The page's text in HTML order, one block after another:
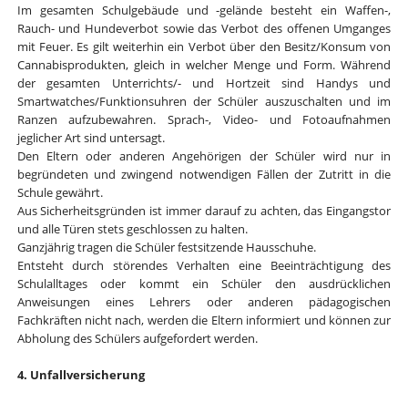
Im gesamten Schulgebäude und -gelände besteht ein Waffen-,
Rauch- und Hundeverbot sowie das Verbot des offenen Umganges
mit Feuer. Es gilt weiterhin ein Verbot über den Besitz/Konsum von
Cannabisprodukten, gleich in welcher Menge und Form. Während
der gesamten Unterrichts/- und Hortzeit sind Handys und
Smartwatches/Funktionsuhren der Schüler auszuschalten und im
Ranzen aufzubewahren. Sprach-, Video- und Fotoaufnahmen
jeglicher Art sind untersagt.
Den Eltern oder anderen Angehörigen der Schüler wird nur in
begründeten und zwingend notwendigen Fällen der Zutritt in die
Schule gewährt.
Aus Sicherheitsgründen ist immer darauf zu achten, das Eingangstor
und alle Türen stets geschlossen zu halten.
Ganzjährig tragen die Schüler festsitzende Hausschuhe.
Entsteht durch störendes Verhalten eine Beeinträchtigung des
Schulalltages oder kommt ein Schüler den ausdrücklichen
Anweisungen eines Lehrers oder anderen pädagogischen
Fachkräften nicht nach, werden die Eltern informiert und können zur
Abholung des Schülers aufgefordert werden.
4. Unfallversicherung